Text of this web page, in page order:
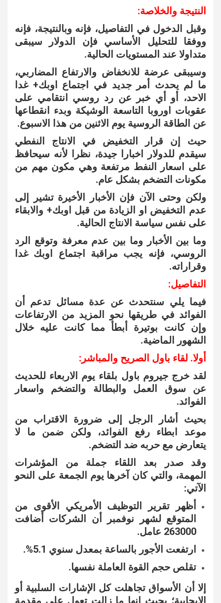
النتيجة والخلاصة:
وقبل الدخول في التفاصيل، فإنه وبالنتيجة، فإنه
ووفقا للتحليل الأساسي فإن الدولار سيبقى
متداولا عند المستويات الحالية.
وسيبقى عرضة للانخفاض والارتفاع المضاربي،
ما لم يحدث أمر جديد في اجتماع اوبك+ غدا
الاحد، أو أي خبر عن رد روسي انتقامي على
عقوبات اوروبا التاسعة الوشيكة وبدء انقطاعها
عن الطاقة الروسية يوم الاثنين من هذا الاسبوع.
حيث إن قرار التخفيض في الانتاج النفطي
سيقدم للدولار اخبارا جيدة، نظرا لأنه سيحافظ
على اسعار النفط مرتفعة وهي مكون مهم من
مكونات التضخم بشكل عام.
ولكن وحتى الآن فإن الأخبار الأخيرة تشير إلى
عدم التخفيض او الزيادة من قبل اوبك+ والابقاء
على نفس سياسة الانتاج الحالية.
وما بين الأخبار وما بين عدم معرفة وتوقع الرد
الروسي، فإنه يجب مراقبة اجتماع اوبك غدا
وقراراته.
التفاصيل:
فيما يلي سنتحدث عن عدة مسائل تدعم أن
الفوائد في طريقها نحو المزيد من الارتفاعات
وإن كانت بوتيرة أبطأ مما كانت عليه خلال
الشهور الماضية.
أولا. لقاء باول الصريح والمباشر:
لقد خرج جيروم باول بلقاء يوم الاربعاء للحديث
عن سوق العمل والبطالة والتضخم واسعار
الفوائد.
بحيث أشار الرجل إلى ضرورة الاقتراب من
موعد ابطاء رفع الفوائد، ولكن ضمن ما لا
يتعارض مع حربه ضد التضخم.
وقد صدر بعد اللقاء جملة من المؤشرات
المهمة، والتي كان آخرها يوم الجمعة على النحو
الآتي:
أظهر تقرير التوظيف الأمريكي الأقوى من
المتوقع لشهر نوفمبر أن الشركات أضافت
263000 عامل.
ارتفعت الأجور بالساعة بمعدل سنوي 5.1%.
تقلص حجم القوة العاملة نفسها.
إلا أن الأسواق تجاهلت كل الإشارات السلبية أو